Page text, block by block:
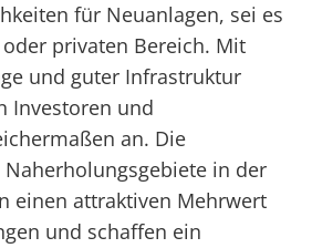
für Neuanlagen, sei es
privaten Bereich. Mit
und guter Infrastruktur
Investoren und
an. Die
in der
einen attraktiven Mehrwert
und schaffen ein